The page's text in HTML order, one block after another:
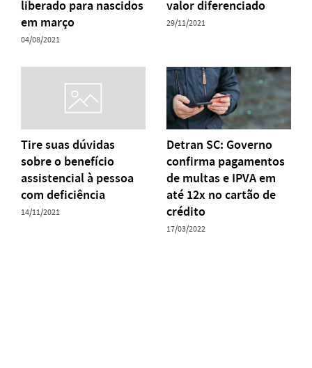
liberado para nascidos
em março
04/08/2021
valor diferenciado
29/11/2021
Tire suas dúvidas
sobre o benefício
assistencial à pessoa
com deficiência
14/11/2021
Detran SC: Governo
confirma pagamentos
de multas e IPVA em
até 12x no cartão de
crédito
17/03/2022